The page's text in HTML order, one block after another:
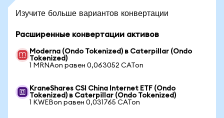
Изучите больше вариантов конвертации
Расширенные конвертации активов
Moderna (Ondo Tokenized) в Caterpillar (Ondo
Tokenized)
1 MRNAon равен 0,063052 CATon
KraneShares CSI China Internet ETF (Ondo
Tokenized) в Caterpillar (Ondo Tokenized)
1 KWEBon равен 0,031765 CATon